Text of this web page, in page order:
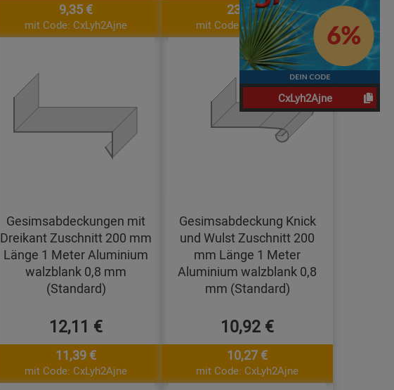
9,35 €
mit Code: CxLyh2Ajne
23,40 €
mit Code: CxLyh2Ajne
Gesimsabdeckungen mit
Dreikant Zuschnitt 200 mm
Länge 1 Meter Aluminium
walzblank 0,8 mm
(Standard)
12,11 €
11,39 €
mit Code: CxLyh2Ajne
Gesimsabdeckung Knick
und Wulst Zuschnitt 200
mm Länge 1 Meter
Aluminium walzblank 0,8
mm (Standard)
10,92 €
10,27 €
mit Code: CxLyh2Ajne
CxLyh2Ajne